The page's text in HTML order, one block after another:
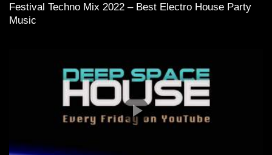
Festival Techno Mix 2022 – Best Electro House Party
Music